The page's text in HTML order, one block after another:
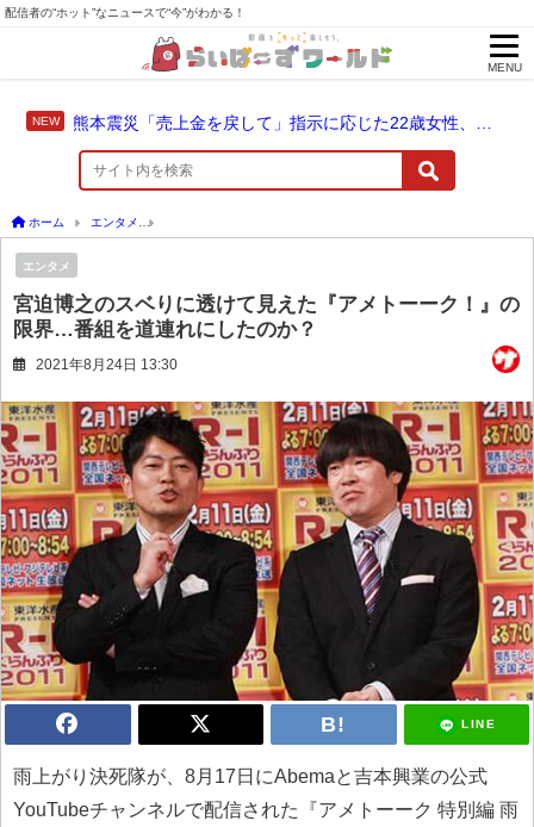
配信者の“ホット”なニュースで“今”がわかる！
MENU
ホーム エンタメ
エンタメ
宮迫博之のスベりに透けて見えた『アメトーーク！』の
限界…番組を道連れにしたのか？
2021年8月24日 13:30
LINE
雨上がり決死隊が、8月17日にAbemaと吉本興業の公式
YouTubeチャンネルで配信された『アメトーーク 特別編 雨